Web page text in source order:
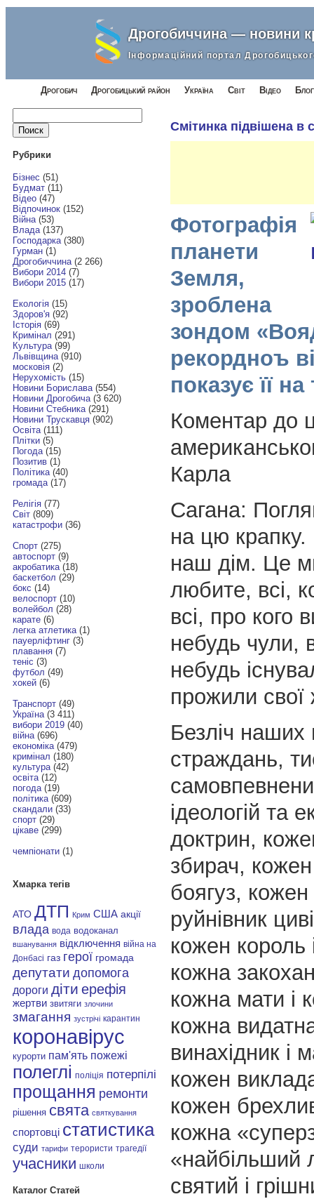
Дрогобиччина — новини
Інформаційний портал
Дрогобич Дрогобицький район Україна Світ Відео
Найти:
Рубрики
Бізнес (51)
Будмат(11)
Відео(47)
Відпочинок(152)
Війна(53)
Влада(137)
Господарка(380)
Гурман(1)
Дрогобиччина(2 266)
Вибори 2014(7)
Вибори 2015(17)
Екологія(15)
Здоров'я(92)
Історія(69)
Кримінал (291)
Культура(99)
Львівщина(910)
московія(2)
Нерухомість(15)
Новини Борислава(554)
Новини Дрогобича(3 620)
Новини Стебника(291)
Новини Трускавця(902)
Освіта(111)
Плітки(5)
Погода(15)
Позитив(1)
Політика(40)
громада(17)
Релігія(77)
Світ(809)
катастрофи(36)
Спорт(275)
автоспорт(9)
акробатика(18)
баскетбол (29)
бокс (14)
велоспорт(10)
волейбол (28)
карате(6)
легка атлетика(1)
пауерліфтинг(3)
плавання(7)
теніс (3)
футбол (49)
хокей(6)
Транспорт(49)
Україна(3 411)
вибори 2019(40)
війна(696)
економіка(479)
кримінал (180)
культура(42)
освіта(12)
погода(19)
політика(609)
скандали(33)
спорт(29)
цікаве(299)
чемпіонати(1)
Хмарка тегів
АТО ДТП Крим США акції
влада вода водоканал
вшанування відключення війна на
Донбасі газ герої громада
депутати допомога
дороги діти ерефія
жертви звитяги злочини
змагання зустрічі карантин
коронавірус
курорти пам'ять пожежі
полеглі поліція потерпілі
прощання ремонти
рішення свята святкування
спортовці статистика
суди тарифи терористи трагедії
учасники школи
Каталог Статей
Смітинка підвішена в
Фотографія
планети
Земля,
зроблена
зондом
рекордноъ
показує її
Коментар до
Карла
Сагана:
на цю
наш дім. Це
любите, всі,
всі, про кого
небудь чули,
небудь
прожили свої
Безліч наших
страждань,
ідеологій та
доктрин,
збирач, кожен
боягуз, кожен
руйнівник
кожен король
кожна
кожна мати і
кожна
винахідник і
кожен
кожен
кожна
«найбільший
святий і